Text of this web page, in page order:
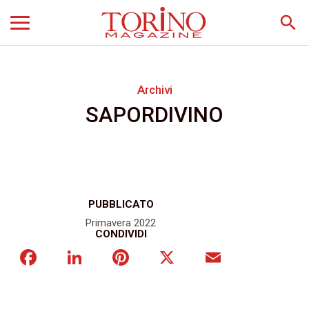
search
PUBBLICATO
Primavera 2022
CONDIVIDI
FacebookLinkedInPinterest
Archivi
SAPORDIVINO